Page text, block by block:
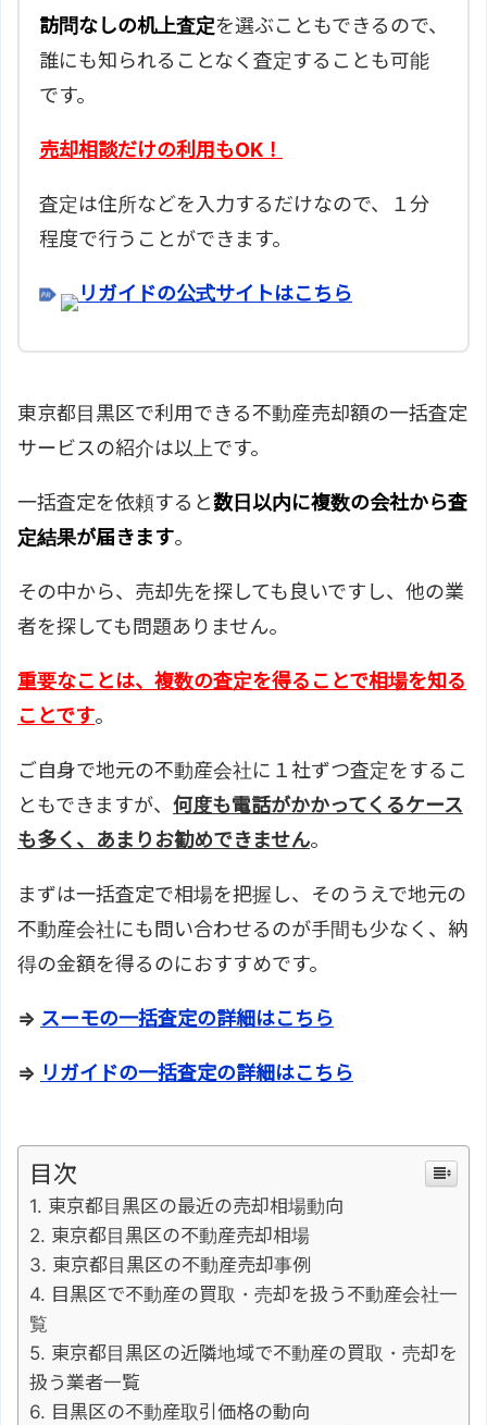
訪問なしの机上査定を選ぶこともできるので、
誰にも知られることなく査定することも可能
です。
売却相談だけの利用もOK！
査定は住所などを入力するだけなので、１分
程度で行うことができます。
リガイドの公式サイトはこちら
東京都目黒区で利用できる不動産売却額の一括査定
サービスの紹介は以上です。
一括査定を依頼すると数日以内に複数の会社から査
定結果が届きます。
その中から、売却先を探しても良いですし、他の業
者を探しても問題ありません。
重要なことは、複数の査定を得ることで相場を知る
ことです。
ご自身で地元の不動産会社に１社ずつ査定をするこ
ともできますが、 何度も電話がかかってくるケース
も多く、あまりお勧めできません。
まずは一括査定で相場を把握し、そのうえで地元の
不動産会社にも問い合わせるのが手間も少なく、納
得の金額を得るのにおすすめです。
⇒ スーモの一括査定の詳細はこちら
⇒ リガイドの一括査定の詳細はこちら
目次
東京都目黒区の最近の売却相場動向
東京都目黒区の不動産売却相場
東京都目黒区の不動産売却事例
目黒区で不動産の買取・売却を扱う不動産会社一
覧
東京都目黒区の近隣地域で不動産の買取・売却を
扱う業者一覧
目黒区の不動産取引価格の動向